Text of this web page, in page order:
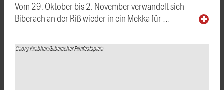
Vom 29. Oktober bis 2. November verwandelt sich
Biberach an der Riß wieder in ein Mekka für …
Georg Kliebhan/Biberacher Filmfestspiele